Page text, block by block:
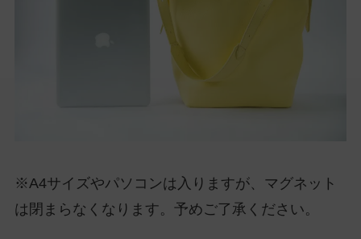
※A4サイズやパソコンは入りますが、マグネット
は閉まらなくなります。予めご了承ください。